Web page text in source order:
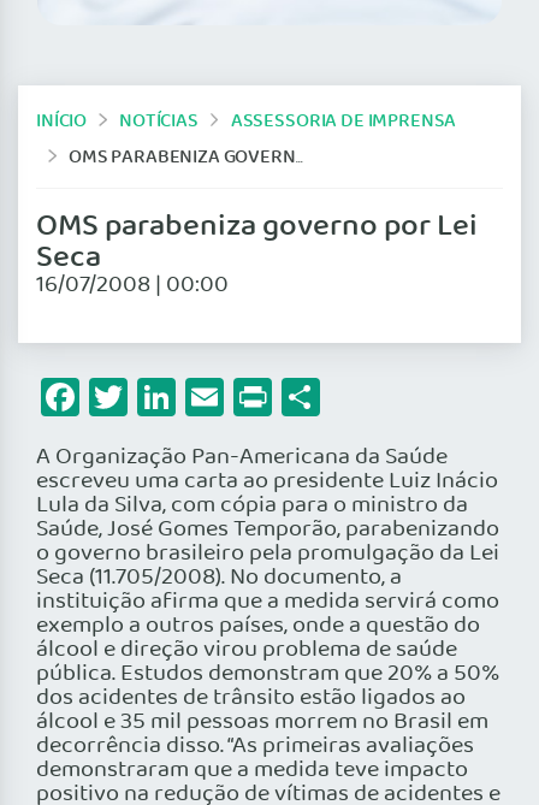
INÍCIO NOTÍCIAS
ASSESSORIA DE IMPRENSA
OMS PARABENIZA GOVERNO POR LEI SECA
OMS parabeniza governo por Lei
Seca
16/07/2008 | 00:00
Facebook
Twitter
LinkedIn
Email
Print
A Organização Pan-Americana da Saúde
escreveu uma carta ao presidente Luiz Inácio
Lula da Silva, com cópia para o ministro da
Saúde, José Gomes Temporão, parabenizando
o governo brasileiro pela promulgação da Lei
Seca (11.705/2008). No documento, a
instituição afirma que a medida servirá como
exemplo a outros países, onde a questão do
álcool e direção virou problema de saúde
pública. Estudos demonstram que 20% a 50%
dos acidentes de trânsito estão ligados ao
álcool e 35 mil pessoas morrem no Brasil em
decorrência disso. “As primeiras avaliações
demonstraram que a medida teve impacto
positivo na redução de vítimas de acidentes e